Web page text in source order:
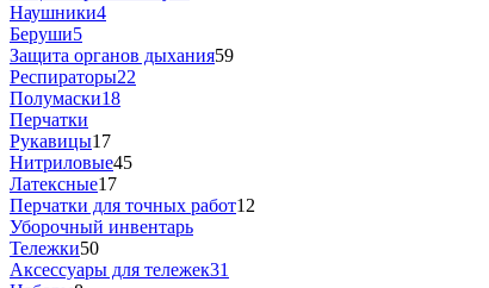
Наушники4
Беруши5
Защита органов дыхания59
Респираторы22
Полумаски18
Перчатки
Рукавицы17
Нитриловые45
Латексные17
Перчатки для точных работ12
Уборочный инвентарь
Тележки50
Аксессуары для тележек31